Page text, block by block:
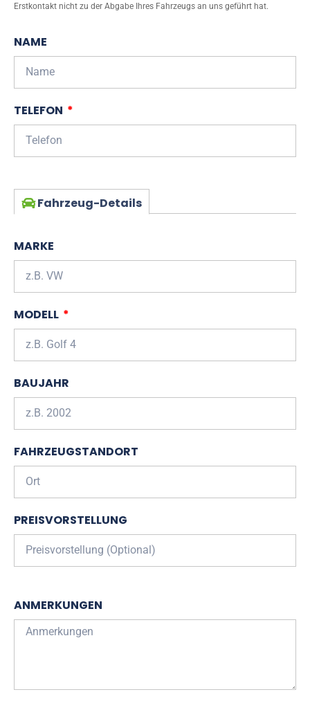
Erstkontakt nicht zu der Abgabe Ihres Fahrzeugs an uns geführt hat.
NAME
TELEFON
Fahrzeug-Details
MARKE
MODELL
BAUJAHR
FAHRZEUGSTANDORT
PREISVORSTELLUNG
ANMERKUNGEN